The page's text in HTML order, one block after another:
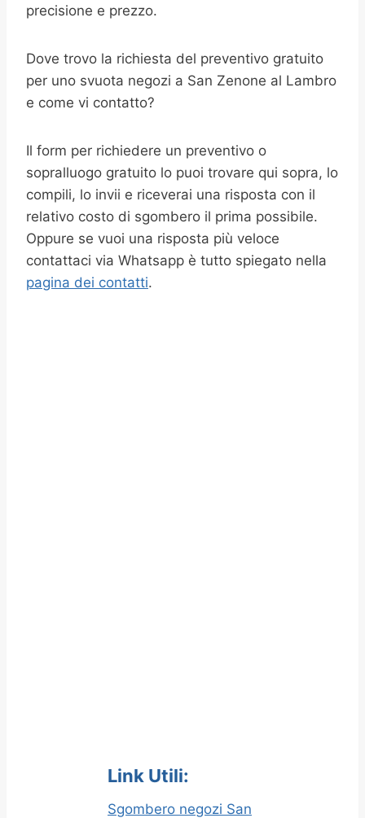
precisione e prezzo.
Dove trovo la richiesta del preventivo gratuito
per uno svuota negozi a San Zenone al Lambro
e come vi contatto?
Il form per richiedere un preventivo o
sopralluogo gratuito lo puoi trovare qui sopra, lo
compili, lo invii e riceverai una risposta con il
relativo costo di sgombero il prima possibile.
Oppure se vuoi una risposta più veloce
contattaci via Whatsapp è tutto spiegato nella
pagina dei contatti.
Link Utili:
Sgombero negozi San